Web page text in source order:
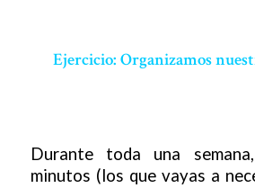
Ejercicio: Organizamos
Durante toda una
minutos (los que vayas a